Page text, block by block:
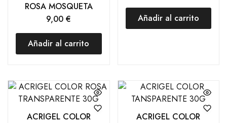
ROSA MOSQUETA
9,00€
Añadir al carrito
Añadir al carrito
ACRIGEL COLOR
ACRIGEL COLOR